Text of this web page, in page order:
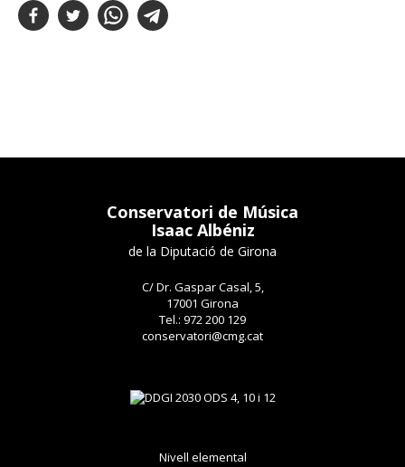
Conservatori de Música
Isaac Albéniz
de la Diputació de Girona
C/ Dr. Gaspar Casal, 5,
17001 Girona
Tel.: 972 200 129
conservatori@cmg.cat
Nivell elemental